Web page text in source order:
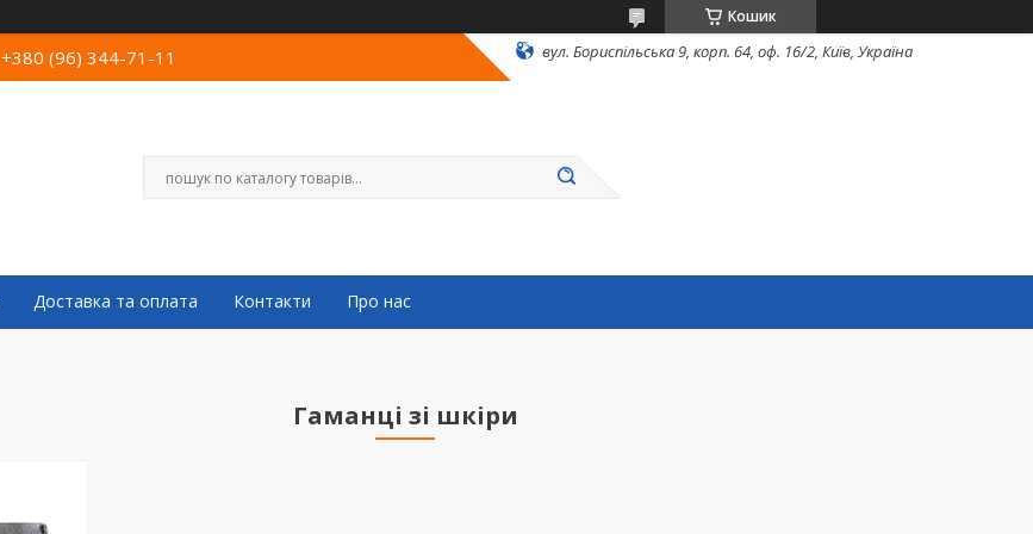
Кошик
+380 (96) 344-71-11 вул. Бориспільська 9, корп. 64, оф. 16/2, Київ, Україна
Доставка та оплата Контакти Про нас
Гаманці зі шкіри